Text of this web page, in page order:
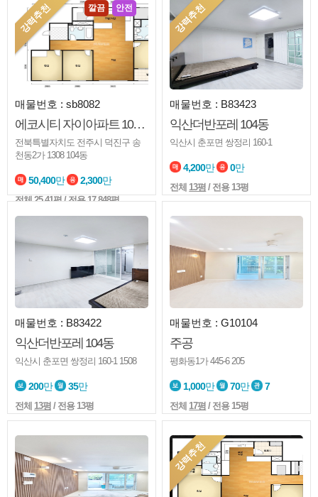
강력추천 깔끔 안전
매물번호 : sb8082
에코시티 자이아파트 104동
전북특별자치도 전주시 덕진구 송
천동2가 1308 104동
50,400만 2,300만
전체25.41평/ 전용 17.848평
강력추천
매물번호 : B83423
익산더반포레 104동
익산시 춘포면 쌍정리 160-1
4,200만 0만
전체 13평 / 전용 13평
매물번호 : B83422
익산더반포레 104동
익산시 춘포면 쌍정리 160-1 1508
200만 35만
전체 13평 / 전용 13평
매물번호 : G10104
주공
평화동1가 445-6 205
1,000만 70만 7
전체 17평 / 전용 15평
강력추천